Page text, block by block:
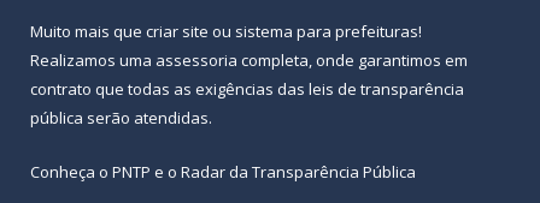
Muito mais que criar site ou sistema para prefeituras!
Realizamos uma assessoria completa, onde garantimos em
contrato que todas as exigências das leis de transparência
pública serão atendidas.
Conheça o PNTP e o Radar da Transparência Pública